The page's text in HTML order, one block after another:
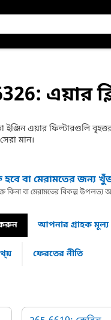
: এয়ার
ইঞ্জিন এয়ার ফিল্টারগুলি
মান।
বা মেরামতের জন্য
কিনা বা মেরামতের বিকল্প
আপনার গ্রাহক
ফেরতের নীতি